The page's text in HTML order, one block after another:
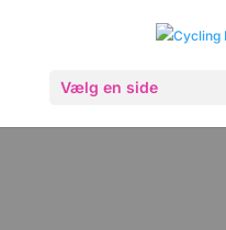
Vælg en side